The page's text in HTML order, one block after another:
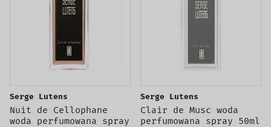
Serge Lutens
Nuit de Cellophane
woda perfumowana spray
Serge Lutens
Clair de Musc woda
perfumowana spray 50ml